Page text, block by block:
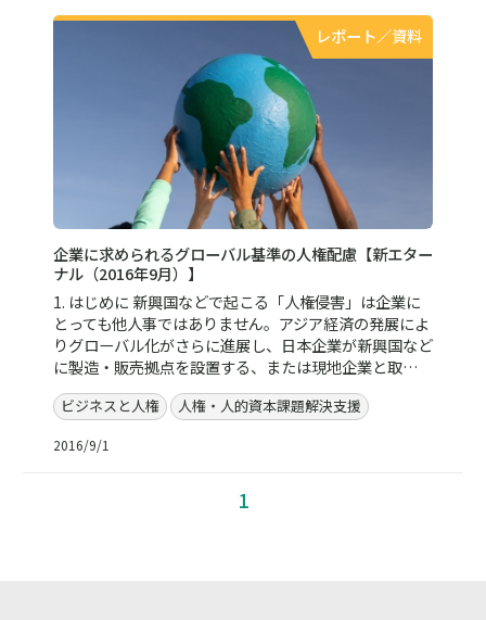
レポート／資料
企業に求められるグローバル基準の人権配慮【新エター
ナル（2016年9月）】
1. はじめに 新興国などで起こる「人権侵害」は企業に
とっても他人事ではありません。アジア経済の発展によ
りグローバル化がさらに進展し、日本企業が新興国など
に製造・販売拠点を設置する、または現地企業と取…
ビジネスと人権 人権・人的資本課題解決支援
2016/9/1
1